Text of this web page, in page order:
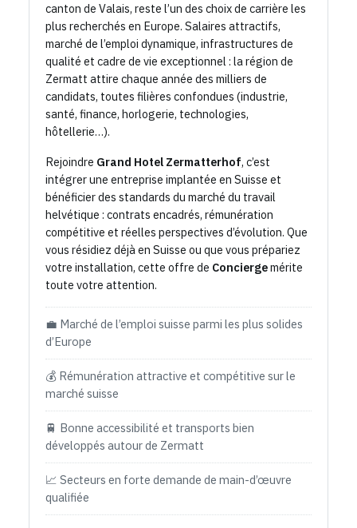
canton de Valais, reste l’un des choix de carrière les
plus recherchés en Europe. Salaires attractifs,
marché de l’emploi dynamique, infrastructures de
qualité et cadre de vie exceptionnel : la région de
Zermatt attire chaque année des milliers de
candidats, toutes filières confondues (industrie,
santé, finance, horlogerie, technologies,
hôtellerie…).
Rejoindre Grand Hotel Zermatterhof, c’est
intégrer une entreprise implantée en Suisse et
bénéficier des standards du marché du travail
helvétique : contrats encadrés, rémunération
compétitive et réelles perspectives d’évolution. Que
vous résidiez déjà en Suisse ou que vous prépariez
votre installation, cette offre de Conciergemérite
toute votre attention.
💼 Marché de l’emploi suisse parmi les plus solides
d’Europe
💰 Rémunération attractive et compétitive sur le
marché suisse
🚆 Bonne accessibilité et transports bien
développés autour de Zermatt
📈 Secteurs en forte demande de main-d’œuvre
qualifiée